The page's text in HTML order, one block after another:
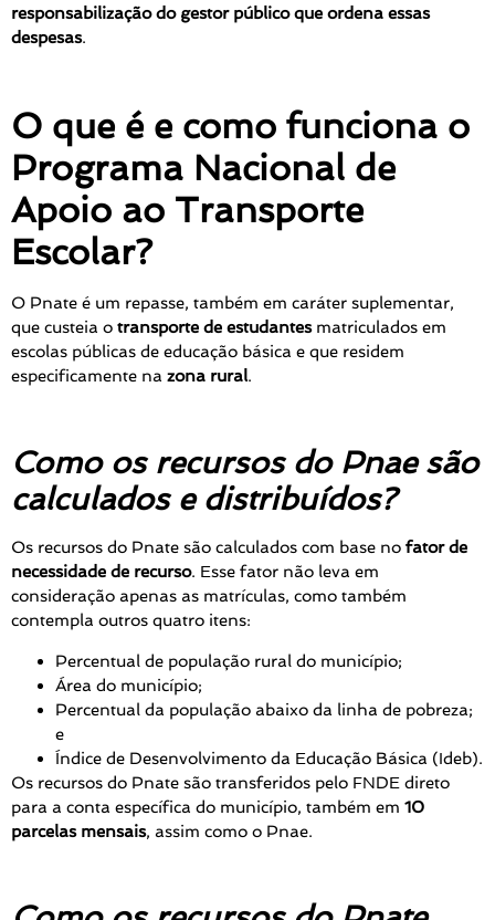
responsabilização do gestor público que ordena essas
despesas.
O que é e como funciona o
Programa Nacional de
Apoio ao Transporte
Escolar?
O Pnate é um repasse, também em caráter suplementar,
que custeia o transporte de estudantesmatriculados em
escolas públicas de educação básica e que residem
especificamente na zona rural.
Como os recursos do Pnae são
calculados e distribuídos?
Os recursos do Pnate são calculados com base no fator de
necessidade de recurso. Esse fator não leva em
consideração apenas as matrículas, como também
contempla outros quatro itens:
Percentual de população rural do município;
Área do município;
Percentual da população abaixo da linha de pobreza;
e
Índice de Desenvolvimento da Educação Básica (Ideb).
Os recursos do Pnate são transferidos pelo FNDE direto
para a conta específica do município, também em 10
parcelas mensais, assim como o Pnae.